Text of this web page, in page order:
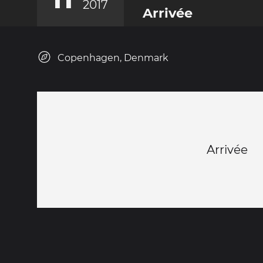
2017 Arrivée
Copenhagen, Denmark
Arrivée